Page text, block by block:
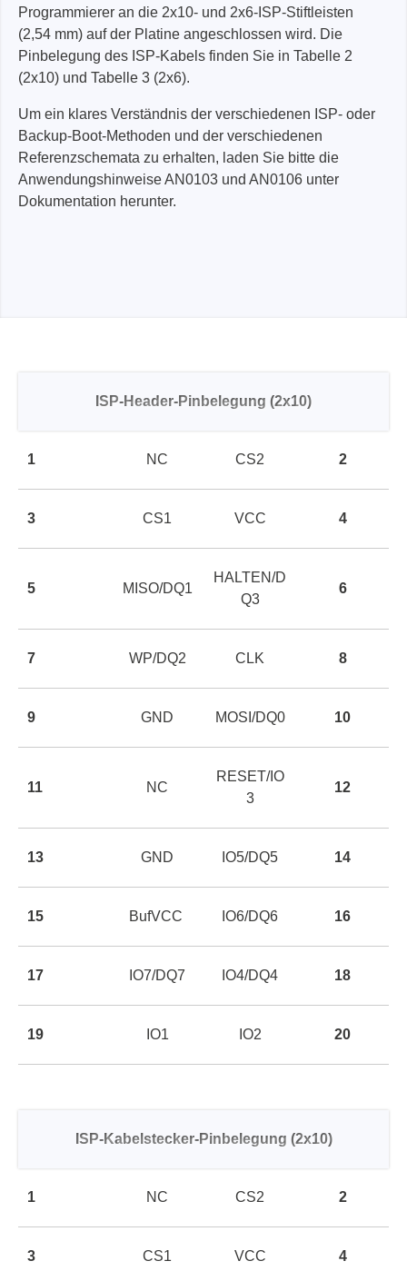
Programmierer an die 2x10- und 2x6-ISP-Stiftleisten
(2,54 mm) auf der Platine angeschlossen wird. Die
Pinbelegung des ISP-Kabels finden Sie in Tabelle 2
(2x10) und Tabelle 3 (2x6).
Um ein klares Verständnis der verschiedenen ISP- oder
Backup-Boot-Methoden und der verschiedenen
Referenzschemata zu erhalten, laden Sie bitte die
Anwendungshinweise AN0103 und AN0106 unter
Dokumentation herunter.
ISP-Header-Pinbelegung (2x10)
1 NC CS2 2
3 CS1 VCC 4
5 MISO/DQ1
HALTEN/D
Q3
6
7 WP/DQ2 CLK 8
9 GND MOSI/DQ0 10
11 NC
RESET/IO
3
12
13 GND IO5/DQ5 14
15 BufVCC IO6/DQ6 16
17 IO7/DQ7 IO4/DQ4 18
19 IO1 IO2 20
ISP-Kabelstecker-Pinbelegung (2x10)
1 NC CS2 2
3 CS1 VCC 4